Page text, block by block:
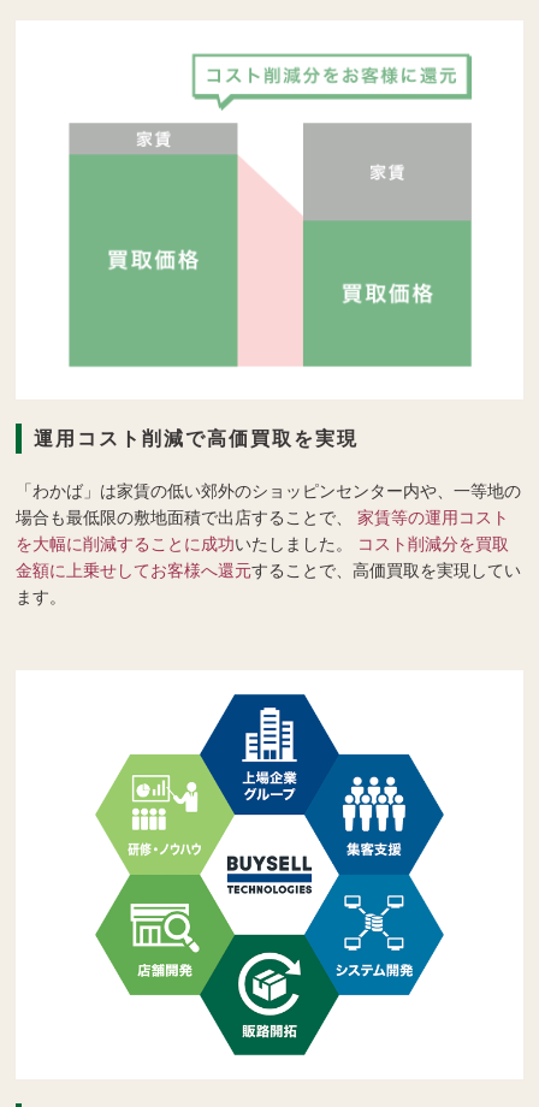
運用コスト削減で高価買取を実現
「わかば」は家賃の低い郊外のショッピンセンター内や、一等地の
場合も最低限の敷地面積で出店することで、家賃等の運用コスト
を大幅に削減することに成功いたしました。 コスト削減分を買取
金額に上乗せしてお客様へ還元することで、高価買取を実現してい
ます。